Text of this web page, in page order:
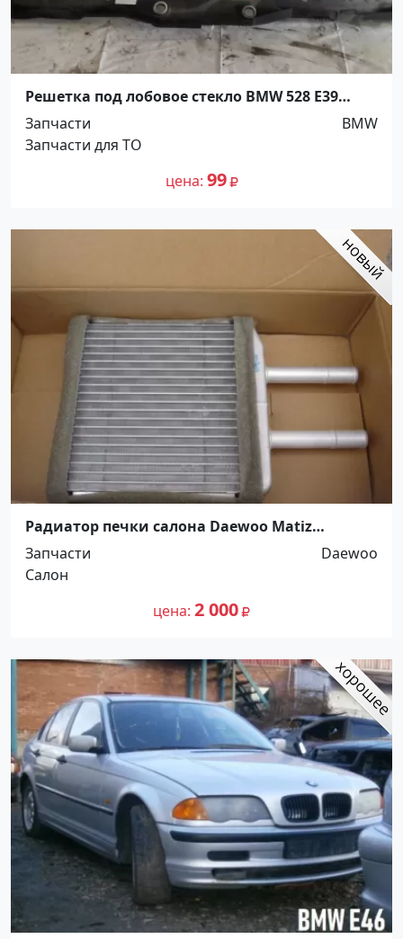
Решетка под лобовое стекло BMW 528 E39
Краснодар
Запчасти
BMW
Запчасти для ТО
цена 99
Радиатор печки салона Daewoo Matiz
Краснодар
Запчасти
Daewoo
Салон
цена 2 000